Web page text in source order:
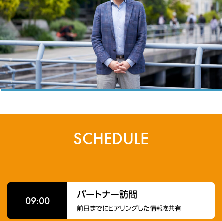
SCHEDULE
09:00
パートナー訪問
前日までにヒアリングした情報を共有